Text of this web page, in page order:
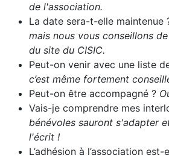
de l'association.
La date sera-t-elle maintenue
mais nous vous conseillons
du site du CISIC.
Peut-on venir avec une liste
c’est même fortement
Peut-on être accompagné ?
Vais-je comprendre mes
bénévoles sauront s'adapter
l'écrit !
L’adhésion à l’association